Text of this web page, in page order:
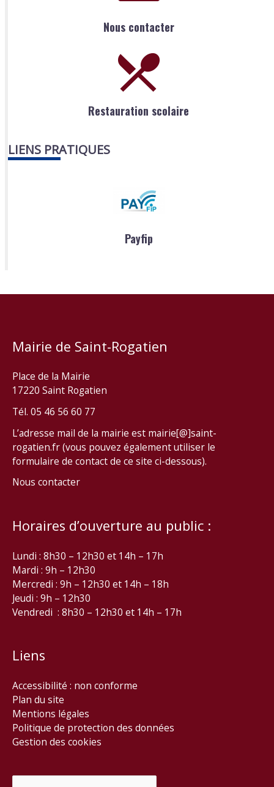
Nous contacter
Restauration scolaire
LIENS PRATIQUES
Payfip
Mairie de Saint-Rogatien
Place de la Mairie
17220 Saint Rogatien
Tél. 05 46 56 60 77
L’adresse mail de la mairie est mairie[@]saint-
rogatien.fr (vous pouvez également utiliser le
formulaire de contact de ce site ci-dessous).
Nous contacter
Horaires d’ouverture au public :
Lundi : 8h30 – 12h30 et 14h – 17h
Mardi : 9h – 12h30
Mercredi : 9h – 12h30 et 14h – 18h
Jeudi : 9h – 12h30
Vendredi : 8h30 – 12h30 et 14h – 17h
Liens
Accessibilité : non conforme
Plan du site
Mentions légales
Politique de protection des données
Gestion des cookies